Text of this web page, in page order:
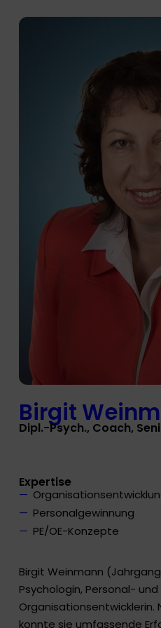
Birgit
Dipl.-Psych., Coach,
Birgit Weinmann (Jahrgang
Psychologin, Personal- und
Organisationsentwicklerin.
konnte sie umfassende
Expertise
Personalgewinnung
PE/OE-Konzepte